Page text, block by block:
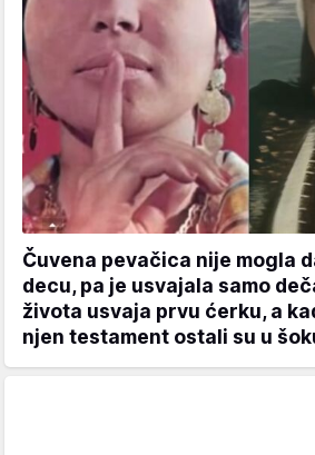
Čuvena pevačica nije mogla
decu, pa je usvajala samo
života usvaja prvu ćerku, a
njen testament ostali su u